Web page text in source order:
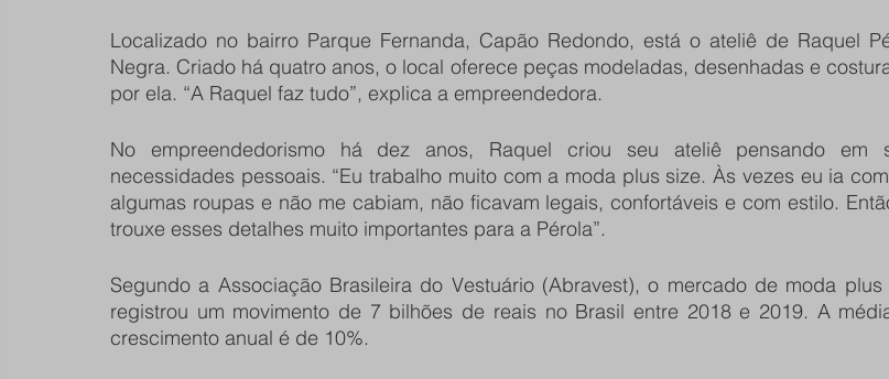
Localizado no bairro Parque Fernanda, Capão Redondo, está o ateliê de Raquel
Negra. Criado há quatro anos, o local oferece peças modeladas, desenhadas e
por ela. “A Raquel faz tudo”, explica a empreendedora.
No empreendedorismo há dez anos, Raquel criou seu ateliê pensando em
necessidades pessoais. “Eu trabalho muito com a moda plus size. Às vezes eu ia
algumas roupas e não me cabiam, não ficavam legais, confortáveis e com estilo.
trouxe esses detalhes muito importantes para a Pérola”.
Segundo a Associação Brasileira do Vestuário (Abravest), o mercado de moda plus
registrou um movimento de 7 bilhões de reais no Brasil entre 2018 e 2019. A
crescimento anual é de 10%.